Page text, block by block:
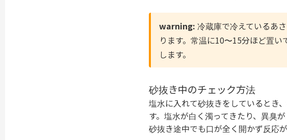
warning: 冷蔵庫で冷えているあ
ります。常温に10〜15分ほど置
します。
砂抜き中のチェック方法
塩水に入れて砂抜きをしているとき
す。塩水が白く濁ってきたり、異臭
砂抜き途中でも口が全く開かず反応